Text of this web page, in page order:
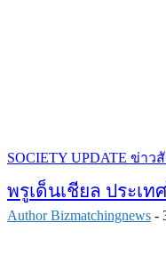
SOCIETY UPDATE ข่าว
พรูเด็นเชียล ประเ
Author Bizmatchingnews -